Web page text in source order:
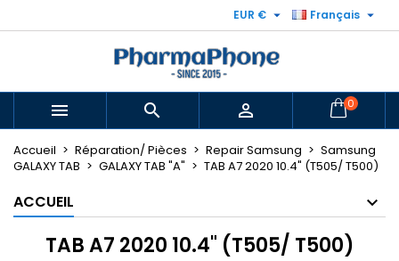
Français 
EUR € 
   0
Accueil Réparation/ Pièces Repair Samsung
Samsung
GALAXY TAB
GALAXY TAB "A" TAB A7 2020 10.4" (T505/ T500)
ACCUEIL
TAB A7 2020 10.4" (T505/ T500)